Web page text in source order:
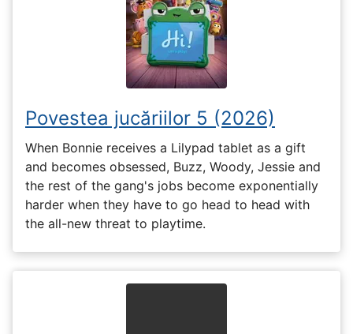
Povestea jucăriilor 5 (2026)
When Bonnie receives a Lilypad tablet as a gift
and becomes obsessed, Buzz, Woody, Jessie and
the rest of the gang's jobs become exponentially
harder when they have to go head to head with
the all-new threat to playtime.